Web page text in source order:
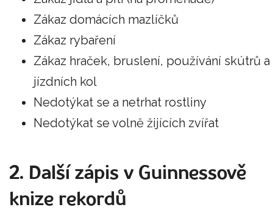
Zákaz domácích mazlíčků
Zákaz rybaření
Zákaz hraček, bruslení, používání skútrů a
jízdních kol
Nedotýkat se a netrhat rostliny
Nedotýkat se volně žijících zvířat
2. Další zápis v Guinnessově
knize rekordů